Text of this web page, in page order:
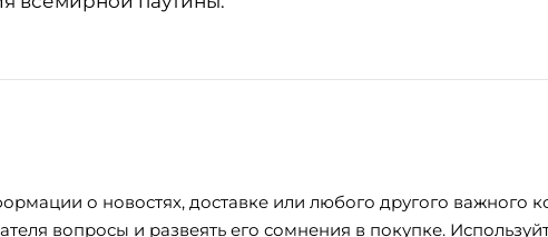
о новостях, доставке или любого другого важного
вопросы и развеять его сомнения в покупке.